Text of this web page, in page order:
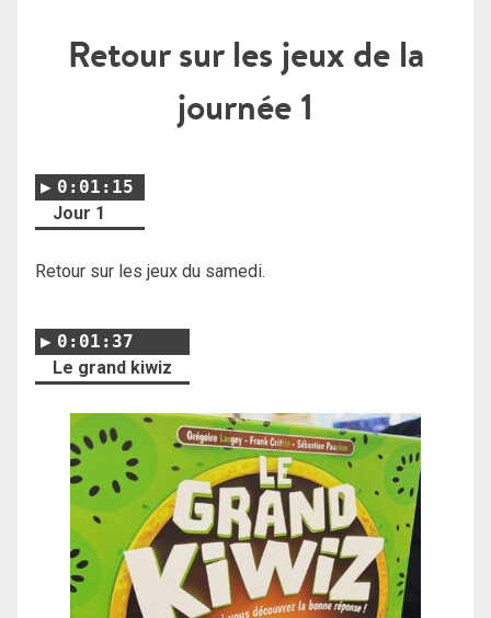
Retour sur les jeux de la
journée 1
0:01:15
Jour 1
Retour sur les jeux du samedi.
0:01:37
Le grand kiwiz